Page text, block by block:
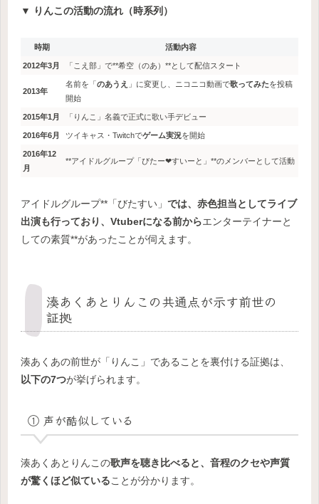
▼ りんこの活動の流れ（時系列）
時期 活動内容
2012年3月 「こえ部」で**希空（のあ）**として配信スタート
2013年
名前を「のあうえ 」に変更し、ニコニコ動画で歌ってみたを投稿
開始
2015年1月 「りんこ」名義で正式に歌い手デビュー
2016年6月 ツイキャス・Twitchでゲーム実況を開始
2016年12
月
**アイドルグループ「びたー❤︎すいーと」**のメンバーとして活動
アイドルグループ**「びたすい」 では、赤色担当としてライブ
出演も行っており、Vtuberになる前からエンターテイナーと
しての素質**があったことが伺えます。
湊あくあとりんこの共通点が示す前世の
証拠
湊あくあの前世が「りんこ」であることを裏付ける証拠は、
以下の7つが挙げられます。
① 声が酷似している
湊あくあとりんこの歌声を聴き比べると、音程のクセや声質
が驚くほど似ていることが分かります。